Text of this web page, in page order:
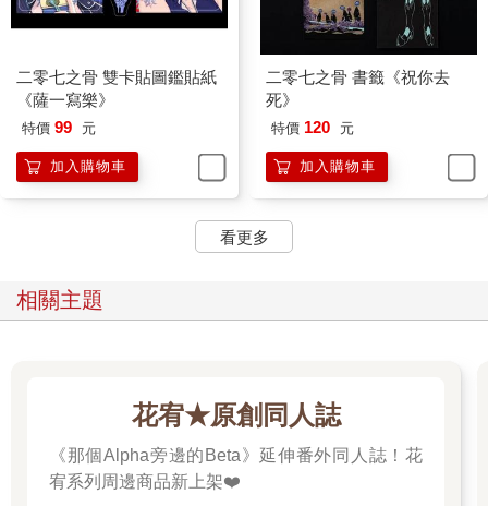
二零七之骨 雙卡貼圖鑑貼紙
《薩一寫樂》
特價 99 元
加入購物車
二零七之骨 書籤《祝你去
死》
特價 120 元
加入購物車
看更多
相關主題
花宥★原創同人誌
《那個Alpha旁邊的Beta》延伸番外同人誌！花
宥系列周邊商品新上架❤️